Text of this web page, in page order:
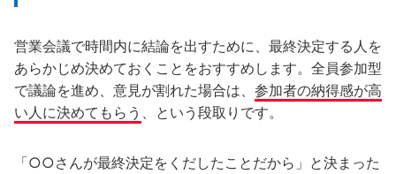
営業会議で時間内に結論を出すために、最終決定する人を
あらかじめ決めておくことをおすすめします。全員参加型
で議論を進め、意見が割れた場合は、 参加者の納得感が高
い人に決めてもらう
、という段取りです。
「○○さんが最終決定をくだしたことだから」と決まった